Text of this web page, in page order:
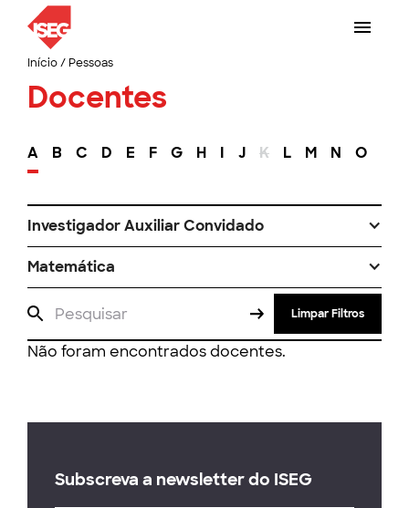
Início/ Pessoas
Docentes
A B C D E F G H I J K L M N O
Investigador Auxiliar Convidado
Matemática
Limpar Filtros
Não foram encontrados docentes.
Subscreva a newsletter do ISEG